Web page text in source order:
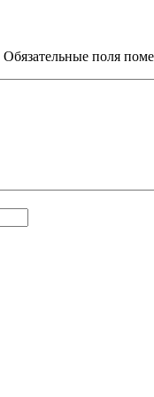
Обязательные поля